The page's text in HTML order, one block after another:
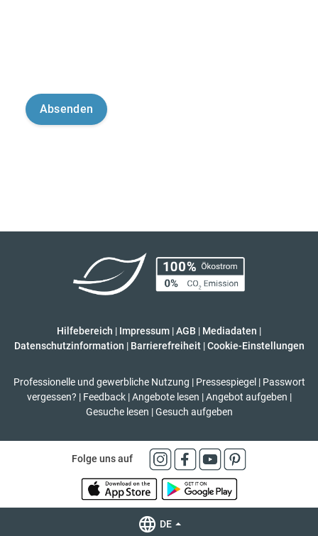
Hilfebereich | Impressum |AGB | Mediadaten |
Datenschutzinformation | Barrierefreiheit | Cookie-Einstellungen
Professionelle und gewerbliche Nutzung | Pressespiegel | Passwort
vergessen? | Feedback | Angebote lesen | Angebot aufgeben |
Gesuche lesen | Gesuch aufgeben
Folge uns auf
DE